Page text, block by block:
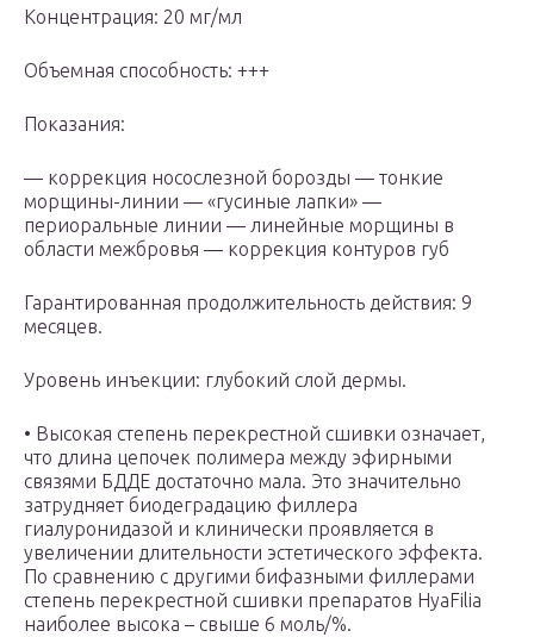
Концентрация: 20 мг/мл
Объемная способность: +++
Показания:
— коррекция носослезной борозды — тонкие
морщины-линии — «гусиные лапки» —
периоральные линии — линейные морщины в
области межбровья — коррекция контуров губ
Гарантированная продолжительность действия: 9
месяцев.
Уровень инъекции: глубокий слой дермы.
• Высокая степень перекрестной сшивки означает,
что длина цепочек полимера между эфирными
связями БДДЕ достаточно мала. Это значительно
затрудняет биодеградацию филлера
гиалуронидазой и клинически проявляется в
увеличении длительности эстетического эффекта.
По сравнению с другими бифазными филлерами
степень перекрестной сшивки препаратов HyaFilia
наиболее высока – свыше 6 моль/%.